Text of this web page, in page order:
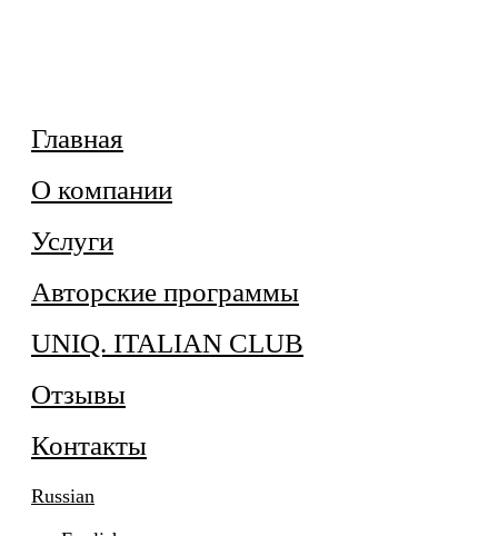
Главная
О компании
Услуги
Авторские программы
UNIQ. ITALIAN CLUB
Отзывы
Контакты
Russian